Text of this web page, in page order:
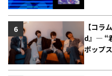
【コ
d』― “
ポップ
6